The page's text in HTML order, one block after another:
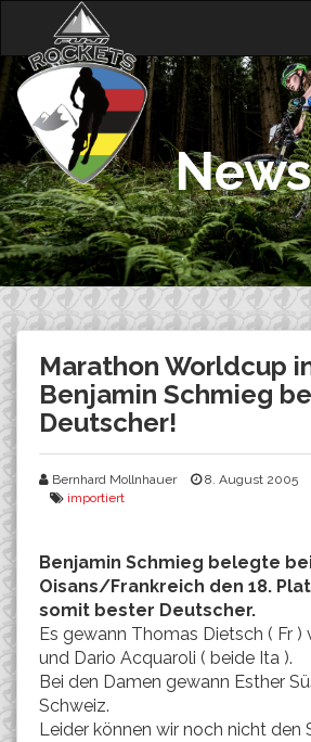
content
News
Marathon Worldcup
Benjamin Schmieg
Deutscher!
Bernhard Mollnhauer 8. August 2005
importiert
Benjamin Schmieg belegte
Oisans/Frankreich den 18.
somit bester Deutscher.
Es gewann Thomas Dietsch ( Fr )
und Dario Acquaroli ( beide Ita ).
Bei den Damen gewann Esther
Schweiz.
Leider können wir noch nicht den